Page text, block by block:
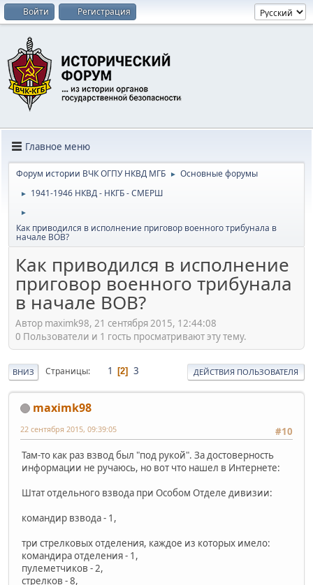
Войти Регистрация
Главное меню
Форум истории ВЧК ОГПУ НКВД МГБ ► Основные форумы
► 1941-1946 НКВД - НКГБ - СМЕРШ
►
Как приводился в исполнение приговор военного трибунала в
начале ВОВ?
Как приводился в исполнение
приговор военного трибунала
в начале ВОВ?
Автор maximk98, 21 сентября 2015, 12:44:08
0 Пользователи и 1 гость просматривают эту тему.
ВНИЗ Страницы 1 2 3 ДЕЙСТВИЯ ПОЛЬЗОВАТЕЛЯ
maximk98
#10
22 сентября 2015, 09:39:05
Там-то как раз взвод был "под рукой". За достоверность
информации не ручаюсь, но вот что нашел в Интернете:
Штат отдельного взвода при Особом Отделе дивизии:
командир взвода - 1,
три стрелковых отделения, каждое из которых имело:
командира отделения - 1,
пулеметчиков - 2,
стрелков - 8,